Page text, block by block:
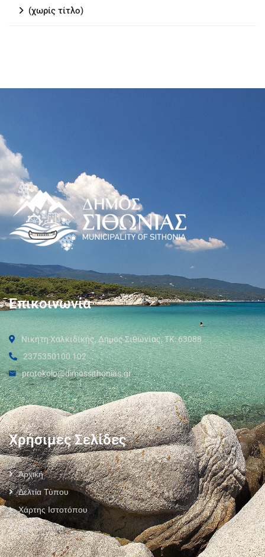
(χωρίς τίτλο)
Επικοινωνία
Νικήτη Χαλκιδικής, Δήμος Σιθωνίας, ΤΚ: 63088
2375350100 102
protokolo@dimossithonias.gr
Χρήσιμες Σελίδες
Αρχική
Δελτία Τύπου
Χάρτης Ιστοτόπου
Επικοινωνία